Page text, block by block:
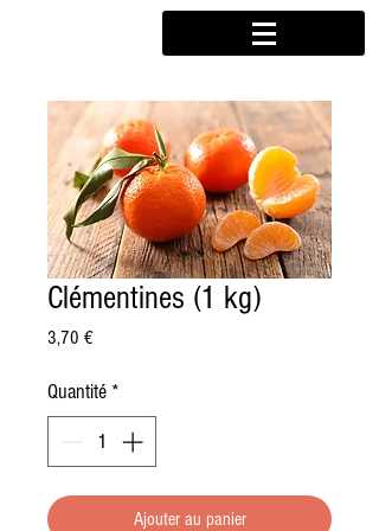
Clémentines (1 kg)
3,70 €Prix
Quantité *
Ajouter au panier